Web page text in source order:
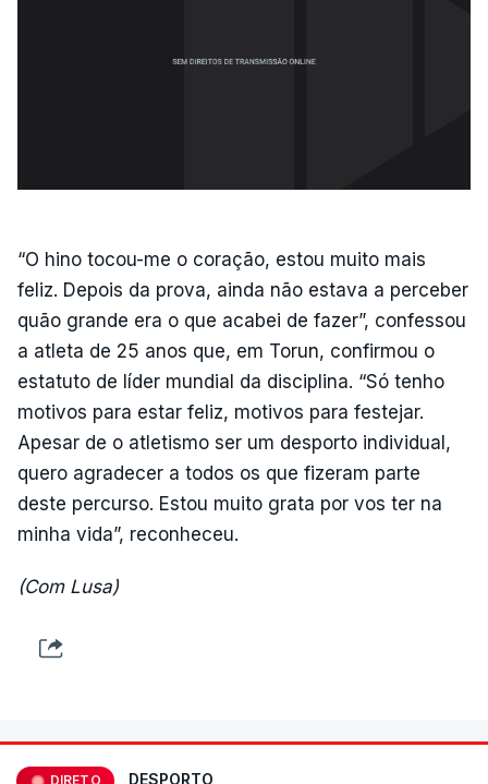
“O hino tocou-me o coração, estou muito mais
feliz. Depois da prova, ainda não estava a perceber
quão grande era o que acabei de fazer”, confessou
a atleta de 25 anos que, em Torun, confirmou o
estatuto de líder mundial da disciplina. “Só tenho
motivos para estar feliz, motivos para festejar.
Apesar de o atletismo ser um desporto individual,
quero agradecer a todos os que fizeram parte
deste percurso. Estou muito grata por vos ter na
minha vida”, reconheceu.
(Com Lusa)
DIRETO DESPORTO